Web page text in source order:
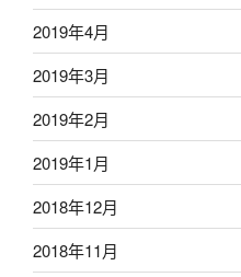
2019年4月
2019年3月
2019年2月
2019年1月
2018年12月
2018年11月